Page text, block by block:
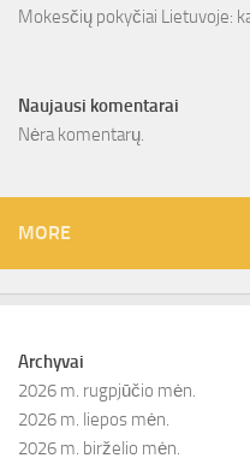
Mokesčių pokyčiai Lietuvoje:
Naujausi komentarai
Nėra komentarų.
MORE
Archyvai
2026 m. rugpjūčio mėn.
2026 m. liepos mėn.
2026 m. birželio mėn.